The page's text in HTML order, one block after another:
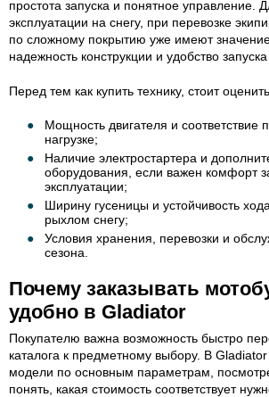
простота запуска и понятное управление.
эксплуатации на снегу, при перевозке
по сложному покрытию уже имеют
надежность конструкции и удобство
Перед тем как купить технику, стоит
Мощность двигателя и соответствие
нагрузке;
Наличие электростартера и
оборудования, если важен комфорт
эксплуатации;
Ширину гусеницы и устойчивость
рыхлом снегу;
Условия хранения, перевозки и
сезона.
Почему заказывать
удобно в Gladiator
Покупателю важна возможность быстро
каталога к предметному выбору. В
модели по основным параметрам,
понять, какая стоимость соответствует